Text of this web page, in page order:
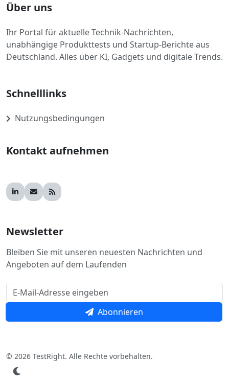
Über uns
Ihr Portal für aktuelle Technik-Nachrichten,
unabhängige Produkttests und Startup-Berichte aus
Deutschland. Alles über KI, Gadgets und digitale Trends.
Schnelllinks
Nutzungsbedingungen
Kontakt aufnehmen
Newsletter
Bleiben Sie mit unseren neuesten Nachrichten und
Angeboten auf dem Laufenden
Abonnieren
© 2026 TestRight. Alle Rechte vorbehalten.